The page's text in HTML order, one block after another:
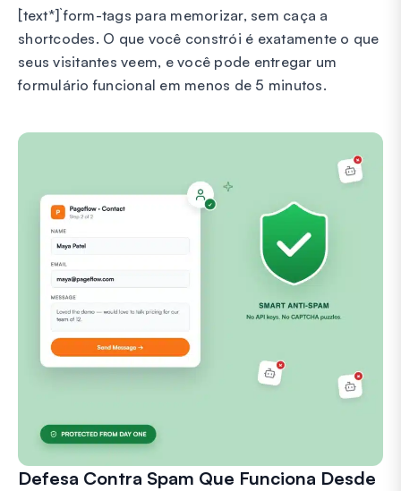
`[text*]` form-tags para memorizar, sem caça a
shortcodes. O que você constrói é exatamente o que
seus visitantes veem, e você pode entregar um
formulário funcional em menos de 5 minutos.
Defesa Contra Spam Que Funciona Desde